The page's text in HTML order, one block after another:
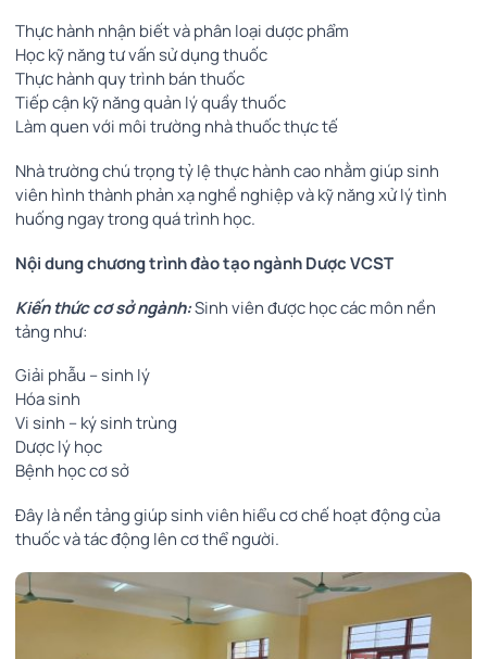
Thực hành nhận biết và phân loại dược phẩm
Học kỹ năng tư vấn sử dụng thuốc
Thực hành quy trình bán thuốc
Tiếp cận kỹ năng quản lý quầy thuốc
Làm quen với môi trường nhà thuốc thực tế
Nhà trường chú trọng tỷ lệ thực hành cao nhằm giúp sinh
viên hình thành phản xạ nghề nghiệp và kỹ năng xử lý tình
huống ngay trong quá trình học.
Nội dung chương trình đào tạo ngành Dược VCST
Kiến thức cơ sở ngành:Sinh viên được học các môn nền
tảng như:
Giải phẫu – sinh lý
Hóa sinh
Vi sinh – ký sinh trùng
Dược lý học
Bệnh học cơ sở
Đây là nền tảng giúp sinh viên hiểu cơ chế hoạt động của
thuốc và tác động lên cơ thể người.